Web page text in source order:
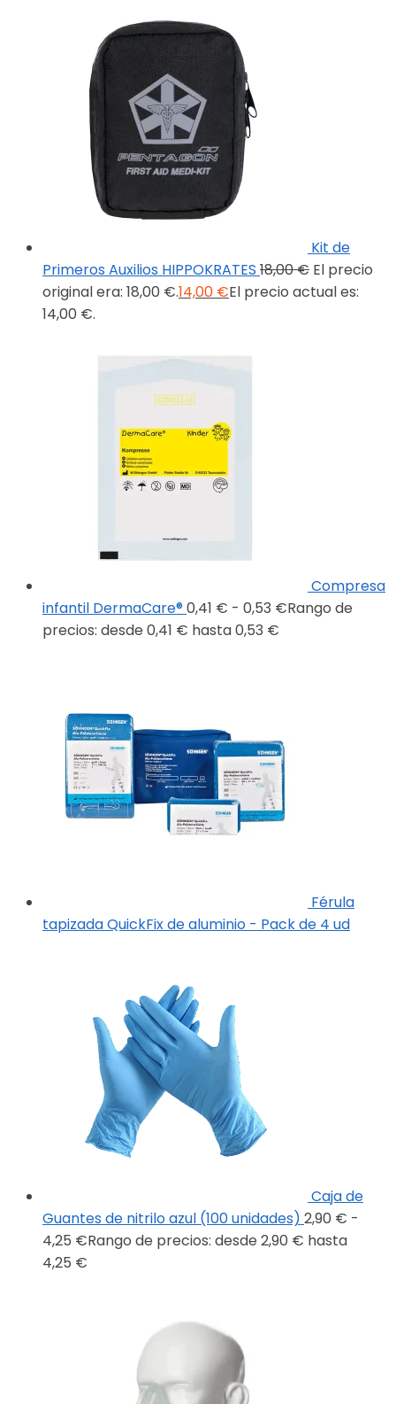
Kit de
Primeros Auxilios HIPPOKRATES 18,00€ El precio
original era: 18,00 €.14,00 €El precio actual es:
14,00 €.
Compresa
infantil DermaCare®0,41 € - 0,53 €Rango de
precios: desde 0,41 € hasta 0,53 €
Férula
tapizada QuickFix de aluminio - Pack de 4 ud
Caja de
Guantes de nitrilo azul (100 unidades) 2,90 € -
4,25 €Rango de precios: desde 2,90 € hasta
4,25 €